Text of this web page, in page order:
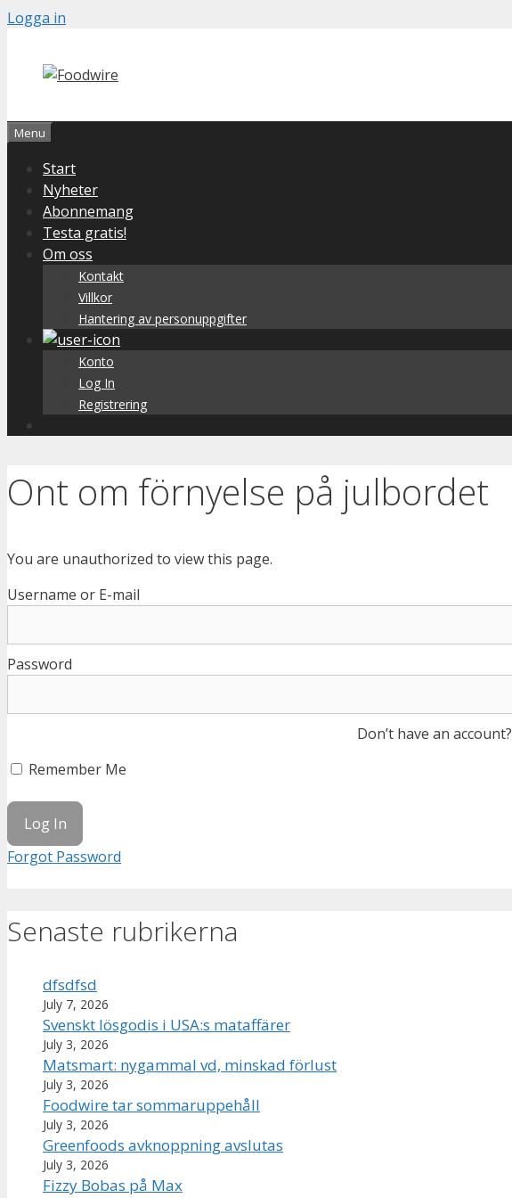
Skip
content
Logga in
Menu
Start
Nyheter
Abonnemang
Testa gratis!
Om oss
Kontakt
Villkor
Hantering av personuppgifter
Konto
Log In
Registrering
Ont om förnyelse på julbordet
You are unauthorized to view this page.
Username or E-mail
Password
Don’t have an account?
Remember Me
Forgot Password
Senaste rubrikerna
dfsdfsd
July 7, 2026
Svenskt lösgodis i USA:s mataffärer
July 3, 2026
Matsmart: nygammal vd, minskad förlust
July 3, 2026
Foodwire tar sommaruppehåll
July 3, 2026
Greenfoods avknoppning avslutas
July 3, 2026
Fizzy Bobas på Max